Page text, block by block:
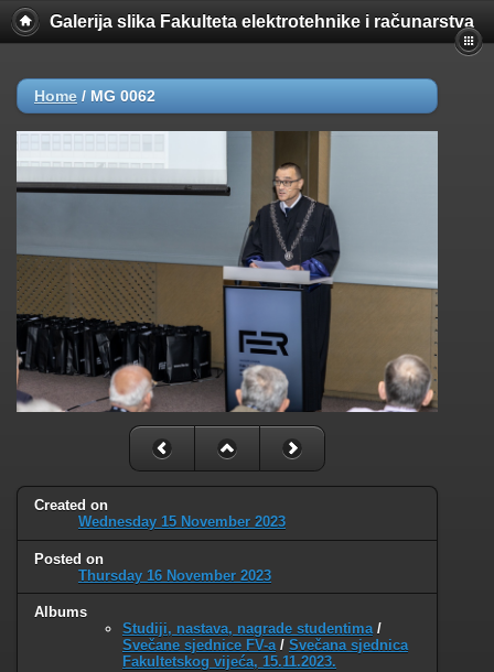
Galerija slika Fakulteta elektrotehnike i računarstva
Home / MG 0062
Created on
Wednesday 15 November 2023
Posted on
Thursday 16 November 2023
Albums
Studiji, nastava, nagrade studentima/
Svečane sjednice FV-a/ Svečana sjednica
Fakultetskog vijeća, 15.11.2023.